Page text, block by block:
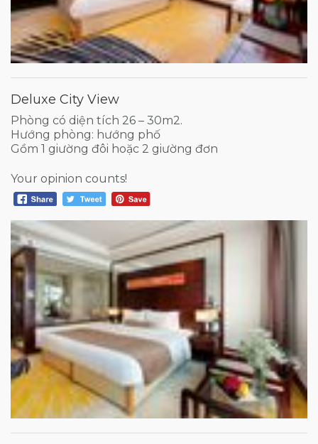
Deluxe City View
Phòng có diện tích 26 – 30m2.
Hướng phòng: hướng phố
Gồm 1 giường đôi hoặc 2 giường đơn
Your opinion counts!